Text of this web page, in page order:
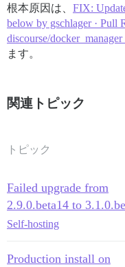
根本原因は、 FIX:
below by gschlager · Pull
discourse/
ます。
関連トピック
トピック
Failed upgrade from
2.9.0.beta14 to
Self-hosting
Production install on